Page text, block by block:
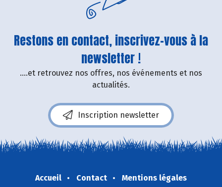
Restons en contact, inscrivez-vous à la
newsletter !
....et retrouvez nos offres, nos événements et nos
actualités.
Inscription newsletter
Accueil Contact
Mentions légales